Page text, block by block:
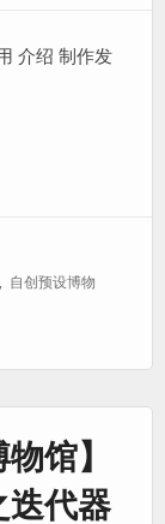
介绍 制作发
馆】Bloom 发光
, 自创预设博物
馆】
代器